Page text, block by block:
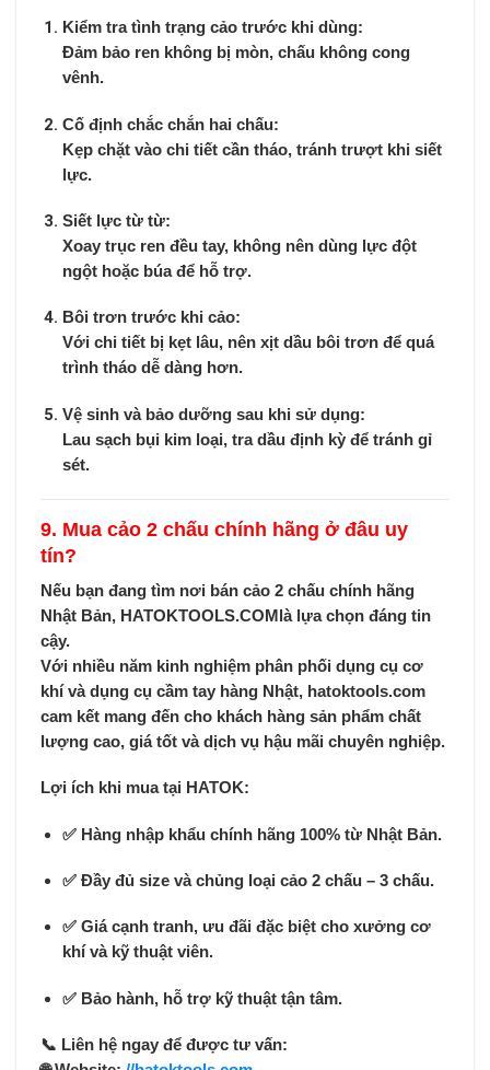
Kiểm tra tình trạng cảo trước khi dùng:
Đảm bảo ren không bị mòn, chấu không cong
vênh.
Cố định chắc chắn hai chấu:
Kẹp chặt vào chi tiết cần tháo, tránh trượt khi siết
lực.
Siết lực từ từ:
Xoay trục ren đều tay, không nên dùng lực đột
ngột hoặc búa để hỗ trợ.
Bôi trơn trước khi cảo:
Với chi tiết bị kẹt lâu, nên xịt dầu bôi trơn để quá
trình tháo dễ dàng hơn.
Vệ sinh và bảo dưỡng sau khi sử dụng:
Lau sạch bụi kim loại, tra dầu định kỳ để tránh gỉ
sét.
9. Mua cảo 2 chấu chính hãng ở đâu uy
tín?
Nếu bạn đang tìm nơi bán cảo 2 chấu chính hãng
Nhật Bản, HATOKTOOLS.COM là lựa chọn đáng tin
cậy.
Với nhiều năm kinh nghiệm phân phốidụng cụ cơ
khí và dụng cụ cầm tay hàng Nhật, hatoktools.com
cam kết mang đến cho khách hàng sản phẩmchất
lượng cao, giá tốt và dịch vụ hậu mãi chuyên nghiệp.
Lợi ích khi mua tại HATOK:
✅ Hàng nhập khẩu chính hãng 100% từ Nhật Bản.
✅ Đầy đủ size và chủng loại cảo 2 chấu – 3 chấu.
✅ Giá cạnh tranh, ưu đãi đặc biệt cho xưởng cơ
khí và kỹ thuật viên.
✅ Bảo hành, hỗ trợ kỹ thuật tận tâm.
📞 Liên hệ ngay để được tư vấn: